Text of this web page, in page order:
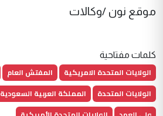
موقع نون /وكالات
كلمات مفتاحية
الولايات المتحدة الامريكية المفتش العام
الولايات المتحدة
المملكة العربية السعودية